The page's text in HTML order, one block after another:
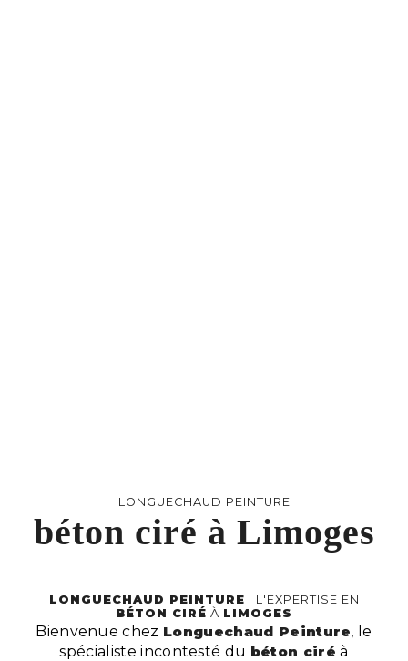
LONGUECHAUD PEINTURE
béton ciré à Limoges
LONGUECHAUD PEINTURE : L'EXPERTISE EN
BÉTON CIRÉ À LIMOGES
Bienvenue chez Longuechaud Peinture, le
spécialiste incontesté du béton ciré à